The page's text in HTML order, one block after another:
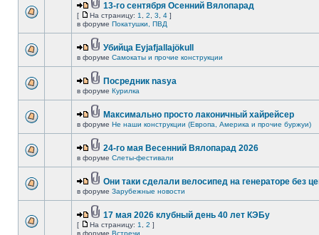
13-го сентября Осенний Вялопарад
[ На страницу: 1 2 3 4 ]
в форуме Покатушки, ПВД
Убийца Eyjafjallajökull
в форуме Самокаты и прочие конструкции
Посредник nasya
в форуме Курилка
Максимально просто лаконичный хайрейсер
в форуме Не наши конструкции (Европа, Америка и прочие буржуи)
24-го мая Весенний Вялопарад 2026
в форуме Слеты-фестивали
Они таки сделали велосипед на генераторе без
в форуме Зарубежные новости
17 мая 2026 клубный день 40 лет КЭБу
[ На страницу: 1 2 ]
в форуме Встречи